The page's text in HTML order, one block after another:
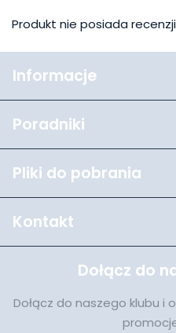
Produkt nie posiada
Informacje
Poradniki
Pliki do pobrania
Kontakt
Dołącz do
Dołącz do naszego klubu i